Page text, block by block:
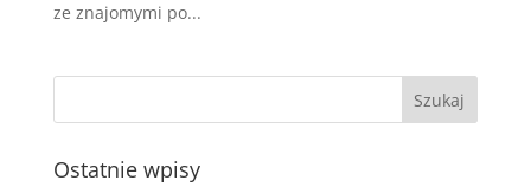
ze znajomymi po...
Ostatnie wpisy